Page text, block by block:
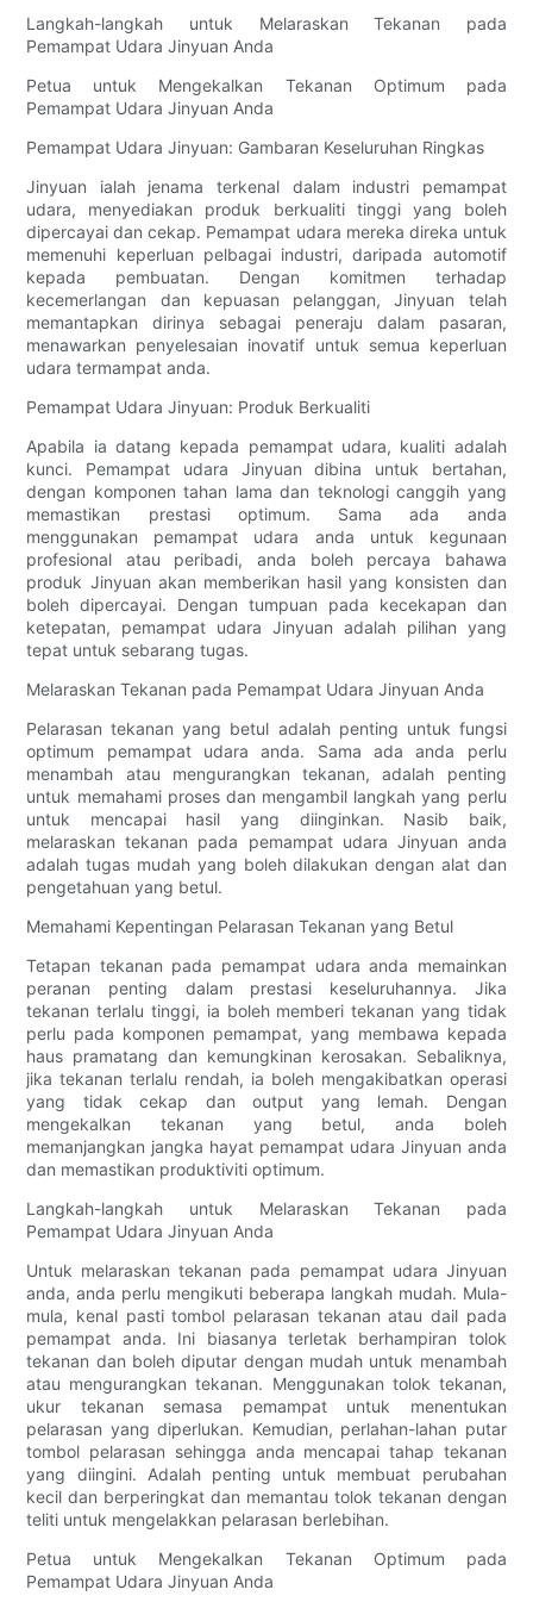
Langkah-langkah untuk Melaraskan Tekanan pada
Pemampat Udara Jinyuan Anda
Petua untuk Mengekalkan Tekanan Optimum pada
Pemampat Udara Jinyuan Anda
Pemampat Udara Jinyuan: Gambaran Keseluruhan Ringkas
Jinyuan ialah jenama terkenal dalam industri pemampat
udara, menyediakan produk berkualiti tinggi yang boleh
dipercayai dan cekap. Pemampat udara mereka direka untuk
memenuhi keperluan pelbagai industri, daripada automotif
kepada pembuatan. Dengan komitmen terhadap
kecemerlangan dan kepuasan pelanggan, Jinyuan telah
memantapkan dirinya sebagai peneraju dalam pasaran,
menawarkan penyelesaian inovatif untuk semua keperluan
udara termampat anda.
Pemampat Udara Jinyuan: Produk Berkualiti
Apabila ia datang kepada pemampat udara, kualiti adalah
kunci. Pemampat udara Jinyuan dibina untuk bertahan,
dengan komponen tahan lama dan teknologi canggih yang
memastikan prestasi optimum. Sama ada anda
menggunakan pemampat udara anda untuk kegunaan
profesional atau peribadi, anda boleh percaya bahawa
produk Jinyuan akan memberikan hasil yang konsisten dan
boleh dipercayai. Dengan tumpuan pada kecekapan dan
ketepatan, pemampat udara Jinyuan adalah pilihan yang
tepat untuk sebarang tugas.
Melaraskan Tekanan pada Pemampat Udara Jinyuan Anda
Pelarasan tekanan yang betul adalah penting untuk fungsi
optimum pemampat udara anda. Sama ada anda perlu
menambah atau mengurangkan tekanan, adalah penting
untuk memahami proses dan mengambil langkah yang perlu
untuk mencapai hasil yang diinginkan. Nasib baik,
melaraskan tekanan pada pemampat udara Jinyuan anda
adalah tugas mudah yang boleh dilakukan dengan alat dan
pengetahuan yang betul.
Memahami Kepentingan Pelarasan Tekanan yang Betul
Tetapan tekanan pada pemampat udara anda memainkan
peranan penting dalam prestasi keseluruhannya. Jika
tekanan terlalu tinggi, ia boleh memberi tekanan yang tidak
perlu pada komponen pemampat, yang membawa kepada
haus pramatang dan kemungkinan kerosakan. Sebaliknya,
jika tekanan terlalu rendah, ia boleh mengakibatkan operasi
yang tidak cekap dan output yang lemah. Dengan
mengekalkan tekanan yang betul, anda boleh
memanjangkan jangka hayat pemampat udara Jinyuan anda
dan memastikan produktiviti optimum.
Langkah-langkah untuk Melaraskan Tekanan pada
Pemampat Udara Jinyuan Anda
Untuk melaraskan tekanan pada pemampat udara Jinyuan
anda, anda perlu mengikuti beberapa langkah mudah. Mula-
mula, kenal pasti tombol pelarasan tekanan atau dail pada
pemampat anda. Ini biasanya terletak berhampiran tolok
tekanan dan boleh diputar dengan mudah untuk menambah
atau mengurangkan tekanan. Menggunakan tolok tekanan,
ukur tekanan semasa pemampat untuk menentukan
pelarasan yang diperlukan. Kemudian, perlahan-lahan putar
tombol pelarasan sehingga anda mencapai tahap tekanan
yang diingini. Adalah penting untuk membuat perubahan
kecil dan berperingkat dan memantau tolok tekanan dengan
teliti untuk mengelakkan pelarasan berlebihan.
Petua untuk Mengekalkan Tekanan Optimum pada
Pemampat Udara Jinyuan Anda